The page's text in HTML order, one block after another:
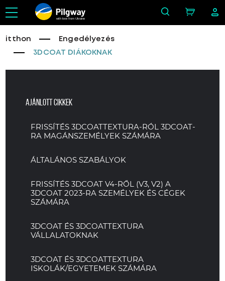
with love from Ukraine
itthon
Engedélyezés
3DCOAT DIÁKOKNAK
Ajánlott cikkek
FRISSÍTÉS 3DCOATTEXTURA-RÓL 3DCOAT-
RA MAGÁNSZEMÉLYEK SZÁMÁRA
ÁLTALÁNOS SZABÁLYOK
FRISSÍTÉS 3DCOAT V4-RŐL (V3, V2) A
3DCOAT 2023-RA SZEMÉLYEK ÉS CÉGEK
SZÁMÁRA
3DCOAT ÉS 3DCOATTEXTURA
VÁLLALATOKNAK
3DCOAT ÉS 3DCOATTEXTURA
ISKOLÁK/EGYETEMEK SZÁMÁRA